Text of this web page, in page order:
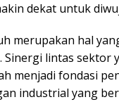
dekat untuk
merupakan hal
lintas sektor
menjadi fondasi
industrial yang